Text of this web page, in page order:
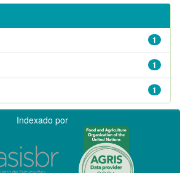
1
1
1
Indexado por